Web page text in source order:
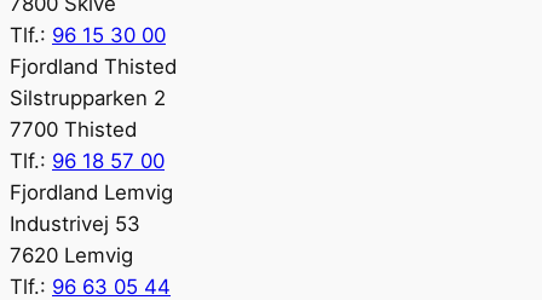
Tlf.: 96 15 30 00
Fjordland Thisted
Silstrupparken 2
7700 Thisted
Tlf.: 96 18 57 00
Fjordland Lemvig
Industrivej 53
7620 Lemvig
Tlf.: 96 63 05 44